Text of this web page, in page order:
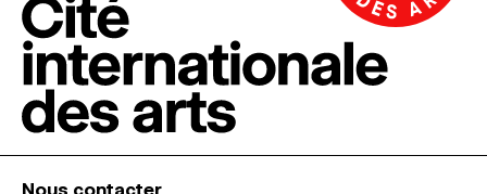
Nous contacter